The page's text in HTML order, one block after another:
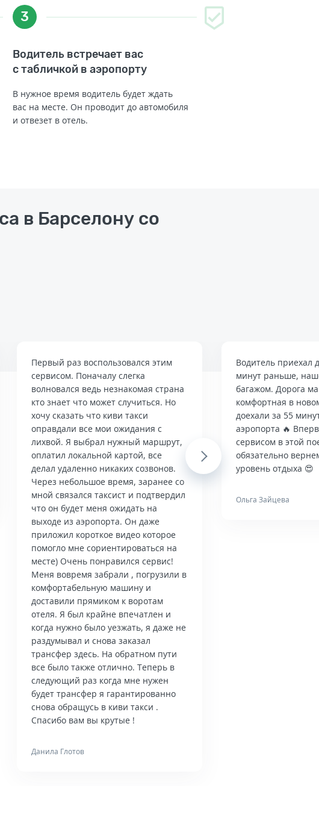
3
Водитель встречает вас
с табличкой в аэропорту
В нужное время водитель будет ждать
вас на месте. Он проводит до автомобиля
и отвезет в отель.
в Барселону со
Первый раз воспользовался этим
сервисом. Поначалу слегка
волновался ведь незнакомая страна
кто знает что может случиться. Но
хочу сказать что киви такси
оправдали все мои ожидания с
лихвой. Я выбрал нужный маршрут,
оплатил локальной картой, все
делал удаленно никаких созвонов.
Через небольшое время, заранее со
мной связался таксист и подтвердил
что он будет меня ожидать на
выходе из аэропорта. Он даже
приложил короткое видео которое
помогло мне сориентироваться на
месте) Очень понравился сервис!
Меня вовремя забрали , погрузили в
комфортабельную машину и
доставили прямиком к воротам
отеля. Я был крайне впечатлен и
когда нужно было уезжать, я даже не
раздумывал и снова заказал
трансфер здесь. На обратном пути
все было также отлично. Теперь в
следующий раз когда мне нужен
будет трансфер я гарантированно
снова обращусь в киви такси .
Спасибо вам вы крутые !
Данила Глотов
Водитель приехал
минут раньше,
багажом. Дорога
комфортная в
доехали за 55
аэропорта 🔥
сервисом в этой
обязательно
уровень отдыха 😍
Ольга Зайцева
Next